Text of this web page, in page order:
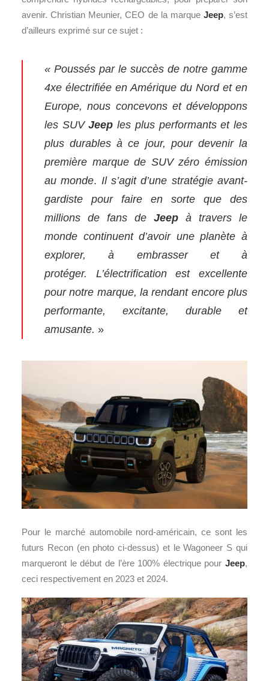
avenir. Christian Meunier, CEO de la marque Jeep, s’est
d’ailleurs exprimé sur ce sujet :
« Poussés par le succès de notre gamme
4xe électrifiée en Amérique du Nord et en
Europe, nous concevons et développons
les SUVJeep les plus performants et les
plus durables à ce jour, pour devenir la
première marque de SUV zéro émission
au monde. Il s’agit d’une stratégie avant-
gardiste pour faire en sorte que des
millions de fans de Jeep à travers le
monde continuent d’avoir une planète à
explorer, à embrasser et à
protéger. L’électrification est excellente
pour notre marque, la rendant encore plus
performante, excitante, durable et
amusante. »
Pour le marché automobile nord-américain, ce sont les
futurs Recon (en photo ci-dessus) et le Wagoneer S qui
marqueront le début de l’ère 100% électrique pour Jeep,
ceci respectivement en 2023 et 2024.